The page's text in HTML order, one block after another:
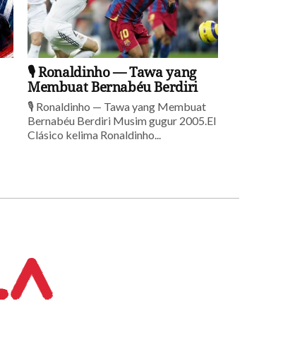
🎙️ Ronaldinho — Tawa yang
Membuat Bernabéu Berdiri
🎙️ Ronaldinho — Tawa yang Membuat
Bernabéu Berdiri Musim gugur 2005.El
Clásico kelima Ronaldinho...